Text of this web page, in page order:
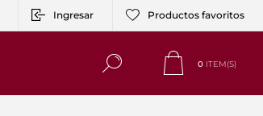
Ingresar Productos favoritos
0 ITEM(S)